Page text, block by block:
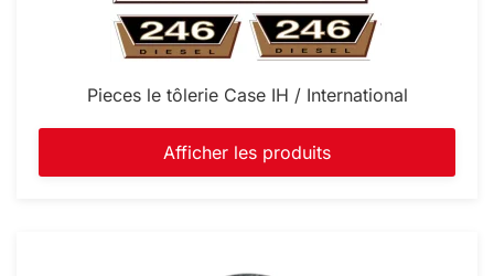
Pieces le tôlerie Case IH / International
Afficher les produits